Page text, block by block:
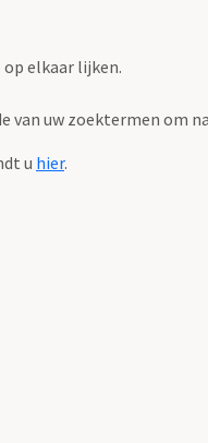
elkaar lijken.
van uw zoektermen om
u hier.